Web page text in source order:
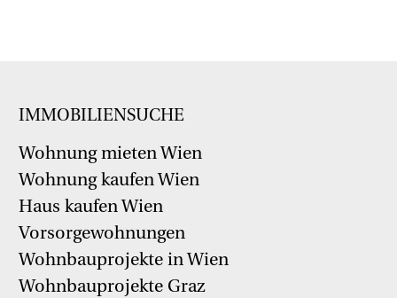
IMMOBILIENSUCHE
Wohnung mieten Wien
Wohnung kaufen Wien
Haus kaufen Wien
Vorsorgewohnungen
Wohnbauprojekte in Wien
Wohnbauprojekte Graz